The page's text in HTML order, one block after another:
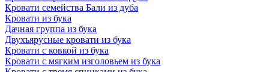
Кровати семейства Бали из дуба
Кровати из бука
Дачная группа из бука
Двухъярусные кровати из бука
Кровати с ковкой из бука
Кровати с мягким изголовьем из бука